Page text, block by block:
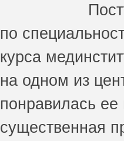
по
курса
на одном из
понравилась
существенная